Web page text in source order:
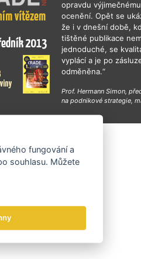
Days v Mexiku nebo exportní
Design pro business 2026
budování značek na
opravdu výjimečnému
ocenění. Opět se
že i v dnešní době,
tištěné publikace
jednoduché, se
vyplácí a je po
odměněna.“
Prof. Hermann Simon,
na podnikové strategie,
fungování a
souhlasu. Můžete